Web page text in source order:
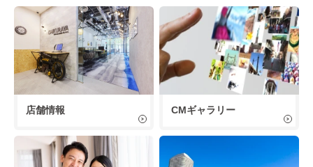
店舗情報 CMギャラリー